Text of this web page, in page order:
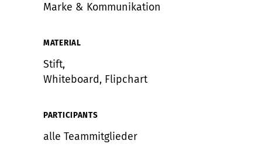
Marke & Kommunikation
MATERIAL
Stift,
Whiteboard, Flipchart
PARTICIPANTS
alle Teammitglieder